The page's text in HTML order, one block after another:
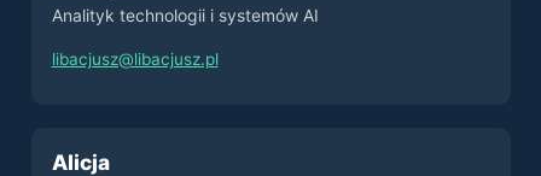
Analityk technologii i systemów AI
libacjusz@libacjusz.pl
Alicja